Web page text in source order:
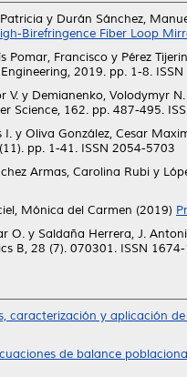
y Durán Sánchez,
Birefringence Fiber Loop
Pomar, Francisco y Pérez
2019. pp. 1-8.
V. y Demianenko, Volodymyr N.
Science, 162. pp. 487-495.
I. y Oliva González, Cesar
pp. 1-41. ISSN 2054-5703
Armas, Carolina Rubi y
Mónica del Carmen (2019)
O. y Saldaña Herrera, J.
B, 28 (7). 070301. ISSN
caracterización y aplicación
de balance